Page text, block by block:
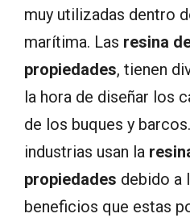
muy utilizadas dentro
marítima. Las resina
propiedades, tienen
la hora de diseñar los
de los buques y
industrias usan la
propiedades debido a
beneficios que estas